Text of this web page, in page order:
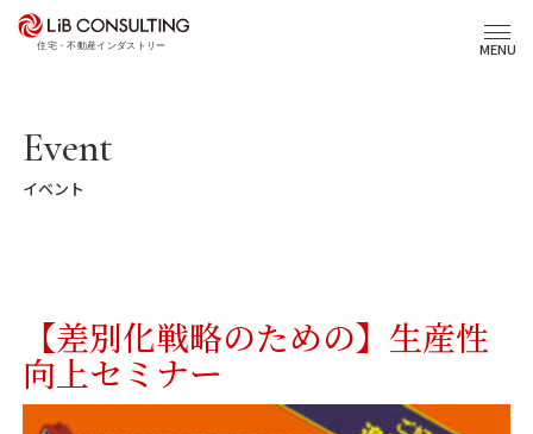
MENU
プロジェクト事例
エキスパート
事業本部理念
Event
イベント
【差別化戦略のための】生産性
向上セミナー